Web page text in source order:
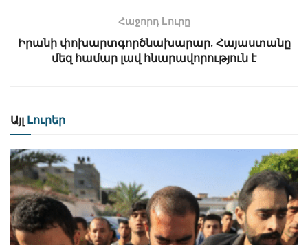
Հաջորդ Lուրը
Իրանի փոխարտգործնախարար․ Հայաստանը
մեզ համար լավ հնարավորություն է
Այլ Լուրեր